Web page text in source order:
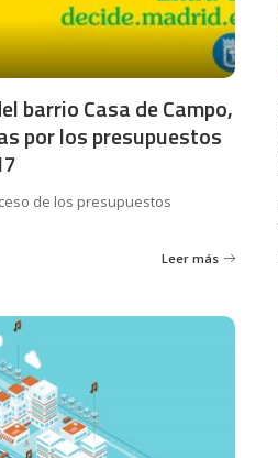
barrio Casa de Campo,
por los presupuestos
de los presupuestos
Leer más